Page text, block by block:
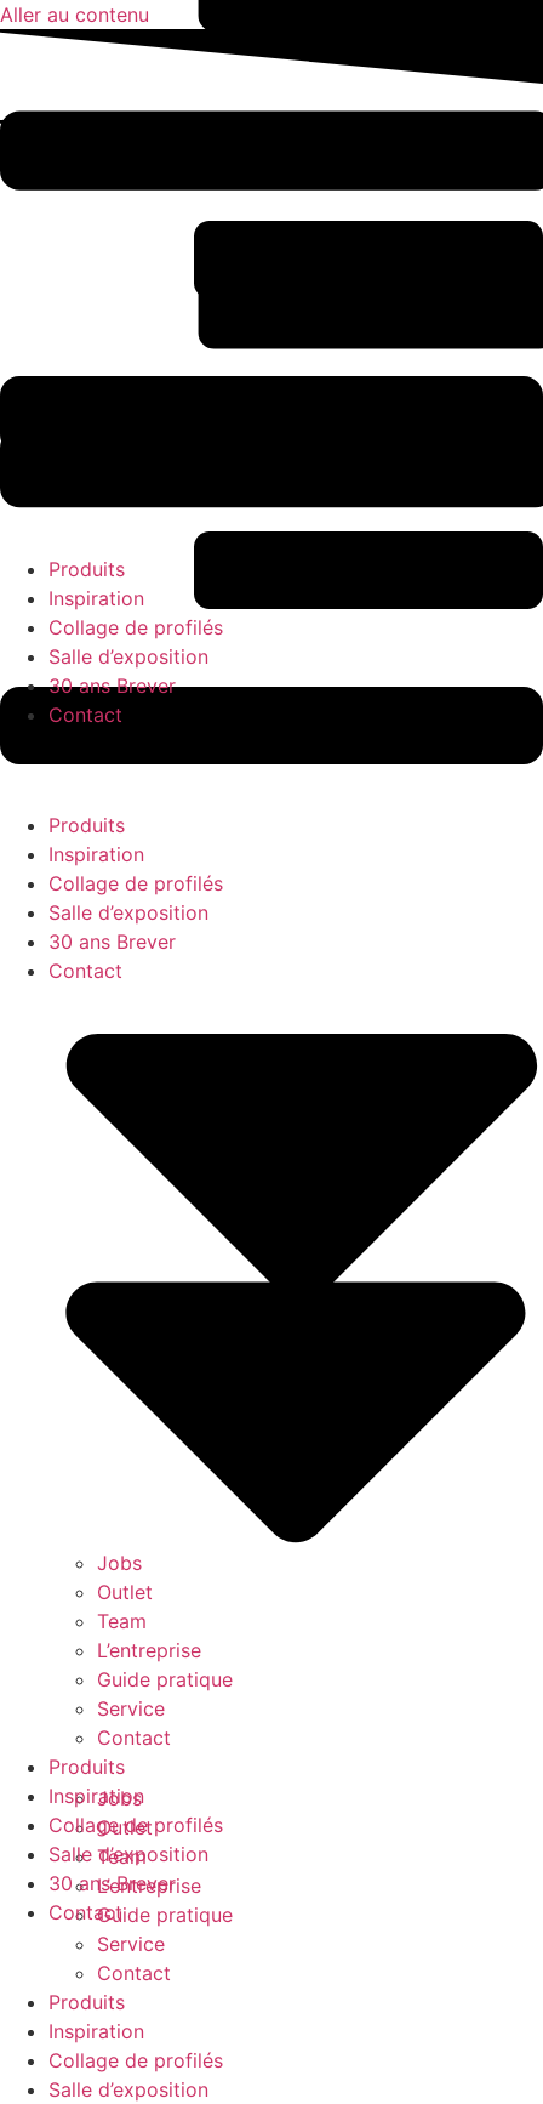
Aller au contenu
Produits
Inspiration
Collage de profilés
Salle d’exposition
30 ans Brever
Contact
Jobs
Outlet
Team
L’entreprise
Guide pratique
Service
Contact
Produits
Inspiration
Collage de profilés
Salle d’exposition
Produits
Inspiration
Collage de profilés
Salle d’exposition
30 ans Brever
Contact
Jobs
Outlet
Team
L’entreprise
Guide pratique
Service
Contact
Produits
Inspiration
Collage de profilés
Salle d’exposition
30 ans Brever
Contact